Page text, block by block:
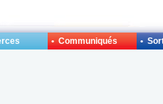
• Communiqués •